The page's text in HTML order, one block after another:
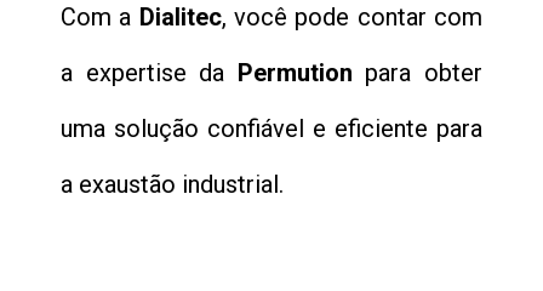
Com a Dialitec, você pode contar com
a expertise da Permution para obter
uma solução confiável e eficiente para
a exaustão industrial.